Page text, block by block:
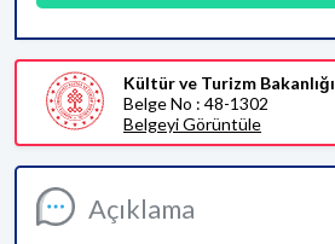
Açıklama
Kültür ve Turizm Bakanlığı
Belge No : 48-1302
Belgeyi Görüntüle